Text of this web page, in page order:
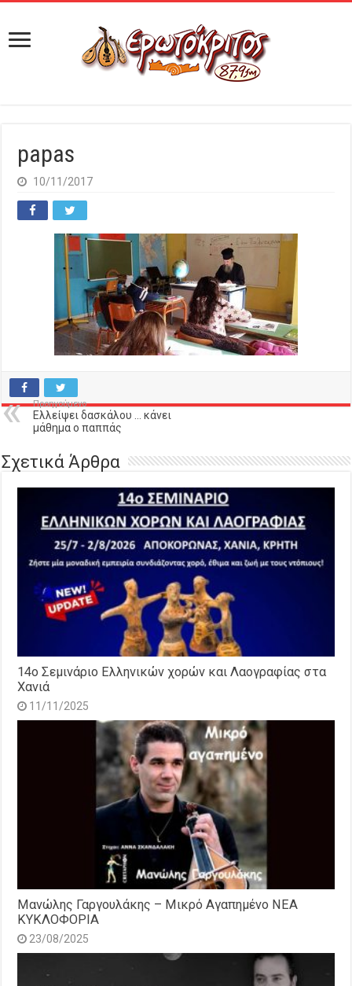
papas
10/11/2017
Προηγούμενο
Ελλείψει δασκάλου … κάνει
μάθημα ο παππάς
Σχετικά Άρθρα
14o Σεμινάριο Ελληνικών χορών και Λαογραφίας στα
Χανιά
11/11/2025
Μανώλης Γαργουλάκης – Μικρό Αγαπημένο NEΑ
ΚΥΚΛΟΦΟΡΙΑ
23/08/2025